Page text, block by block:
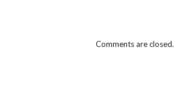
Comments are closed.